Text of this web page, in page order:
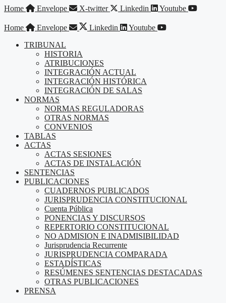
Saltar
contenido
Home Envelope X-twitter Linkedin Youtube
Home Envelope Linkedin
Youtube
TRIBUNAL
HISTORIA
ATRIBUCIONES
INTEGRACIÓN ACTUAL
INTEGRACIÓN HISTÓRICA
INTEGRACIÓN DE SALAS
NORMAS
NORMAS REGULADORAS
OTRAS NORMAS
CONVENIOS
TABLAS
ACTAS
ACTAS SESIONES
ACTAS DE INSTALACIÓN
SENTENCIAS
PUBLICACIONES
CUADERNOS PUBLICADOS
JURISPRUDENCIA CONSTITUCIONAL
Cuenta Pública
PONENCIAS Y DISCURSOS
REPERTORIO CONSTITUCIONAL
NO ADMISION E INADMISIBILIDAD
Jurisprudencia Recurrente
JURISPRUDENCIA COMPARADA
ESTADÍSTICAS
RESÚMENES SENTENCIAS DESTACADAS
OTRAS PUBLICACIONES
PRENSA